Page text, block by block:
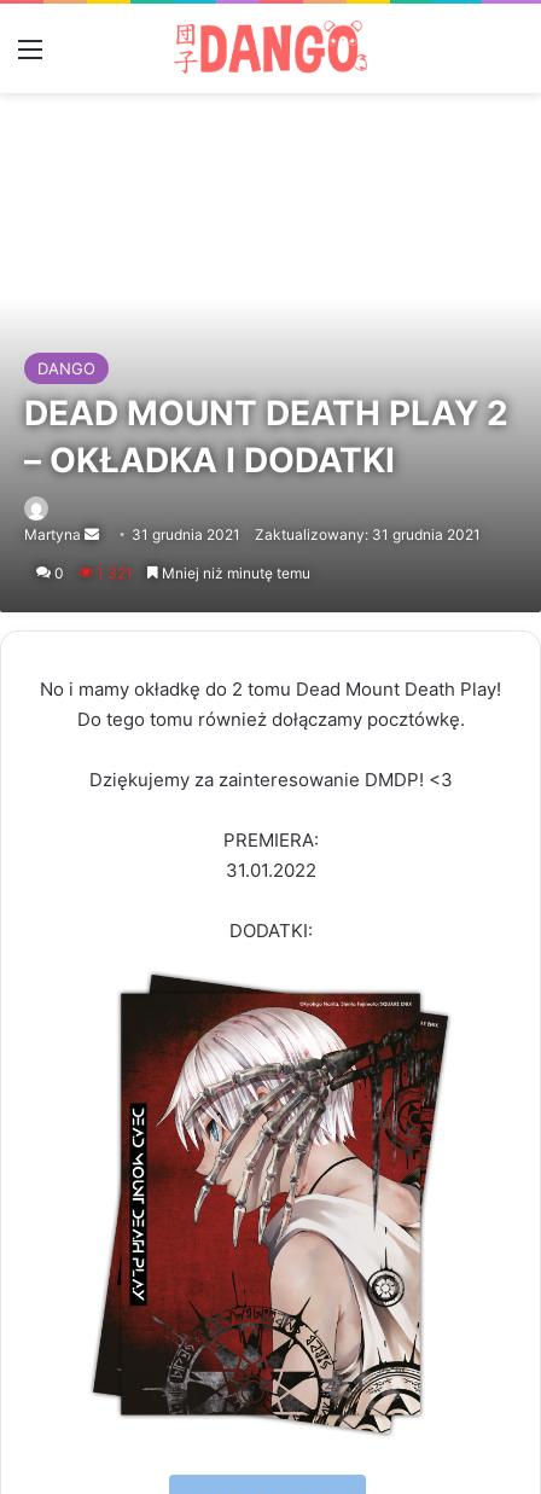
DANGO
DEAD MOUNT DEATH PLAY 2
– OKŁADKA I DODATKI
Martyna
Send
an
31 grudnia 2021 Zaktualizowany: 31 grudnia 2021
0 1 321 Mniej niż minutę temu
No i mamy okładkę do 2 tomu Dead Mount Death Play!
Do tego tomu również dołączamy pocztówkę.
Dziękujemy za zainteresowanie DMDP! <3
PREMIERA:
31.01.2022
DODATKI: